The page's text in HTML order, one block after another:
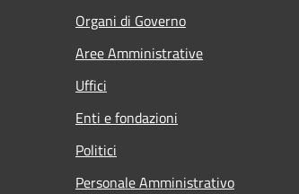
Organi di Governo
Aree Amministrative
Uffici
Enti e fondazioni
Politici
Personale Amministrativo